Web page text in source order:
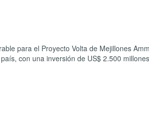
para el Proyecto Volta de Mejillones
con una inversión de US$ 2.500